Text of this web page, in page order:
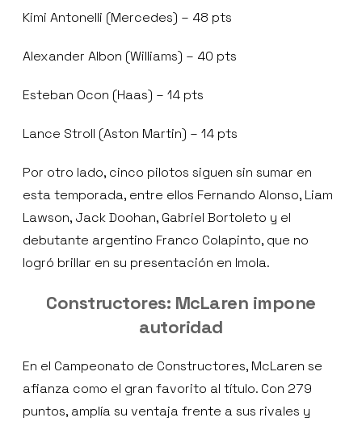
Kimi Antonelli (Mercedes) – 48 pts
Alexander Albon (Williams) – 40 pts
Esteban Ocon (Haas) – 14 pts
Lance Stroll (Aston Martin) – 14 pts
Por otro lado, cinco pilotos siguen sin sumar en
esta temporada, entre ellos Fernando Alonso, Liam
Lawson, Jack Doohan, Gabriel Bortoleto y el
debutante argentino Franco Colapinto, que no
logró brillar en su presentación en Imola.
Constructores: McLaren impone
autoridad
En el Campeonato de Constructores, McLaren se
afianza como el gran favorito al título. Con 279
puntos, amplía su ventaja frente a sus rivales y